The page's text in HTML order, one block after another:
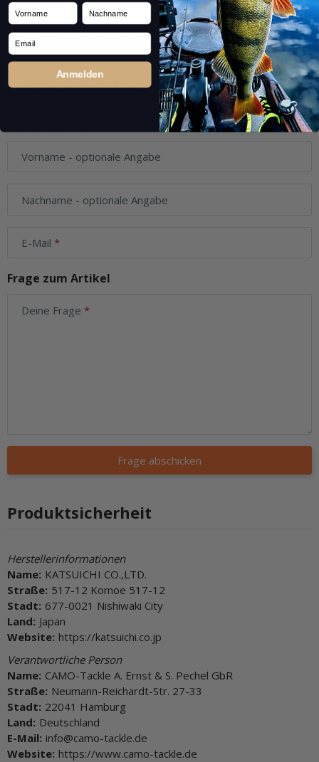
Frage zum Artikel
Vorname - optionale Angabe
Nachname - optionale Angabe
E-Mail
Frage zum Artikel
Deine Frage
Frage abschicken
Produktsicherheit
Herstellerinformationen
Name: KATSUICHI CO.,LTD.
Straße: 517-12 Komoe 517-12
Stadt: 677-0021 Nishiwaki City
Land: Japan
Website: https://katsuichi.co.jp
Verantwortliche Person
Name: CAMO-Tackle A. Ernst & S. Pechel GbR
Straße: Neumann-Reichardt-Str. 27-33
Stadt: 22041 Hamburg
Land: Deutschland
E-Mail: info@camo-tackle.de
Website: https://www.camo-tackle.de
Vorname Nachname
Email
Anmelden